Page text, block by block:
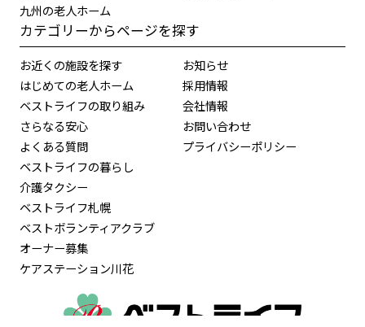
九州の老人ホーム
カテゴリーからページを探す
お近くの施設を探す
はじめての老人ホーム
ベストライフの取り組み
さらなる安心
よくある質問
ベストライフの暮らし
介護タクシー
ベストライフ札幌
ベストボランティアクラブ
オーナー募集
ケアステーション川花
お知らせ
採用情報
会社情報
お問い合わせ
プライバシーポリシー